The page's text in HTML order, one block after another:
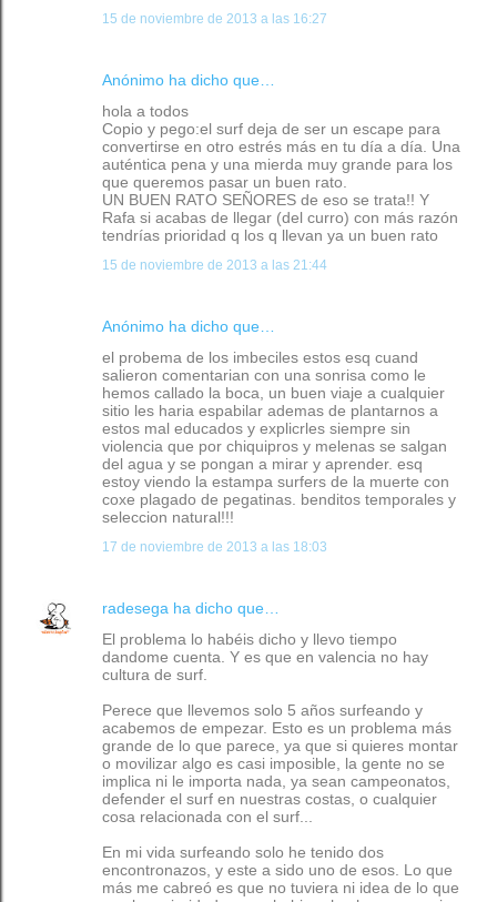
15 de noviembre de 2013 a las 16:27
Anónimo ha dicho que…
hola a todos
Copio y pego:el surf deja de ser un escape para
convertirse en otro estrés más en tu día a día. Una
auténtica pena y una mierda muy grande para los
que queremos pasar un buen rato.
UN BUEN RATO SEÑORES de eso se trata!! Y
Rafa si acabas de llegar (del curro) con más razón
tendrías prioridad q los q llevan ya un buen rato
15 de noviembre de 2013 a las 21:44
Anónimo ha dicho que…
el probema de los imbeciles estos esq cuand
salieron comentarian con una sonrisa como le
hemos callado la boca, un buen viaje a cualquier
sitio les haria espabilar ademas de plantarnos a
estos mal educados y explicrles siempre sin
violencia que por chiquipros y melenas se salgan
del agua y se pongan a mirar y aprender. esq
estoy viendo la estampa surfers de la muerte con
coxe plagado de pegatinas. benditos temporales y
seleccion natural!!!
17 de noviembre de 2013 a las 18:03
radesega ha dicho que…
El problema lo habéis dicho y llevo tiempo
dandome cuenta. Y es que en valencia no hay
cultura de surf.
Perece que llevemos solo 5 años surfeando y
acabemos de empezar. Esto es un problema más
grande de lo que parece, ya que si quieres montar
o movilizar algo es casi imposible, la gente no se
implica ni le importa nada, ya sean campeonatos,
defender el surf en nuestras costas, o cualquier
cosa relacionada con el surf...
En mi vida surfeando solo he tenido dos
encontronazos, y este a sido uno de esos. Lo que
más me cabreó es que no tuviera ni idea de lo que